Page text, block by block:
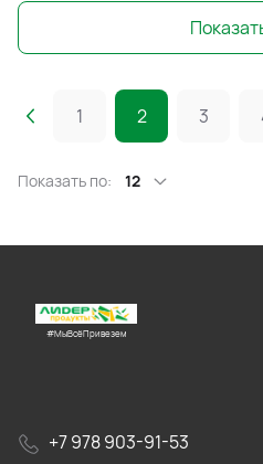
1 2 3
Показать по: 12
#МыВсёПривезем
+7 978 903-91-53